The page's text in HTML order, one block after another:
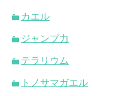
カエル
ジャンプ力
テラリウム
トノサマガエル